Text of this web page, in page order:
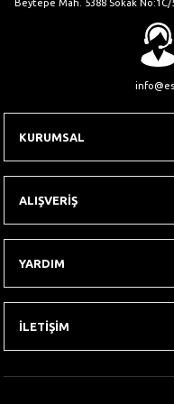
Beytepe Mah. 5388 Sokak No:1C/
KURUMSAL
ALIŞVERİŞ
YARDIM
İLETİŞİM